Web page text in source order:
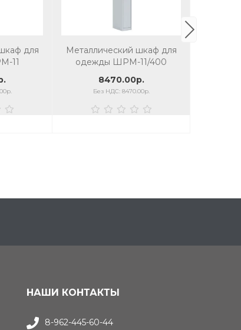
для
11
Металлический шкаф для
одежды ШРМ-11/400
8470.00р.
Без НДС: 8470.00р.
НАШИ КОНТАКТЫ
8-962-445-60-44